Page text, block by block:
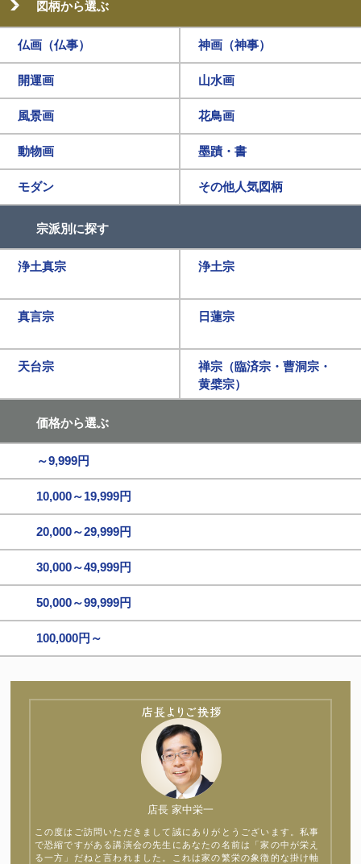
図柄から選ぶ
仏画（仏事） 神画（神事）
開運画 山水画
風景画 花鳥画
動物画 墨蹟・書
モダン その他人気図柄
宗派別に探す
浄土真宗 浄土宗
真言宗 日蓮宗
天台宗
禅宗（臨済宗・曹洞宗・
黄檗宗）
価格から選ぶ
～9,999円
10,000～19,999円
20,000～29,999円
30,000～49,999円
50,000～99,999円
100,000円～
店長 家中栄一
この度はご訪問いただきまして誠にありがとうございます。私事
で恐縮ですがある講演会の先生にあなたの名前は「家の中が栄え
る一方」だねと言われました。これは家の繁栄の象徴的な掛け軸